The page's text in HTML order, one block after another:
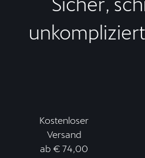
Kostenloser
Versand
ab € 74,00